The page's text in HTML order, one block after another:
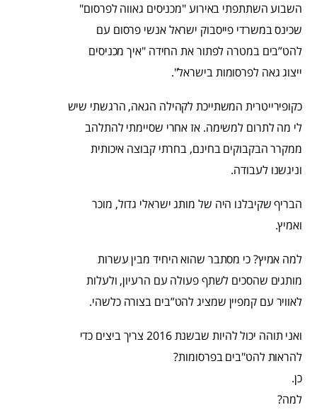
השבוע השתתפתי באירוע "מכניסים גאווה לפרסום"
שכינס במשרדי פייסבוק ישראל אנשי פרסום עם
להט”בים במטרה לפתור את החידה "איך מכניסים
ייצוג גאה לפרסומות בישראל".
כקופירייטרית המשתייכת לקהילה הגאה, הרגשתי שיש
לי מה לתרום למשימה. אז אחרי שסיימתי להתלהב
ממקרר הבקבוקים בחינם, בחרתי קבוצה איכותית
וניגשנו לעבודה.
הבריף שקיבלנו היה של מותג ישראלי גדול, מוכר
ואמיץ.
למה אמיץ? כי מסתבר שהוא היחיד מבין עשרות
מותגים שהסכים לשתף פעולה עם הרעיון, ולעלות
לאוויר עם קמפיין שמציג להט”בים בצורה כלשהי.
ואני תוהה יכול להיות שבשנת 2016 צריך ביצים כדי
להראות להט"בים בפרסומות?
כן.
למה?